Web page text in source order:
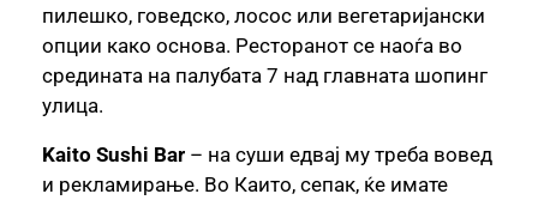
пилешко, говедско, лосос или вегетаријански
опции како основа. Ресторанот се наоѓа во
средината на палубата 7 над главната шопинг
улица.
Kaito Sushi Bar – на суши едвај му треба вовед
и рекламирање. Во Каито, сепак, ќе имате